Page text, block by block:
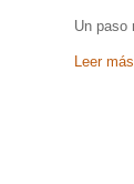
Un paso
Leer más